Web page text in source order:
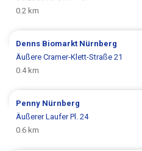
0.2 km
Denns Biomarkt Nürnberg
Äußere Cramer-Klett-Straße 21
0.4 km
Penny Nürnberg
Äußerer Laufer Pl. 24
0.6 km